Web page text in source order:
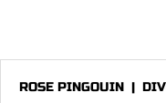
ROSE PINGOUIN |